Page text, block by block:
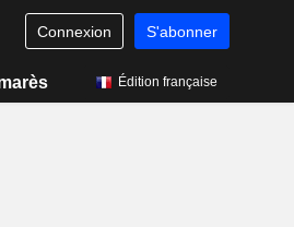
Connexion S'abonner
Édition française